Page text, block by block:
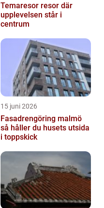
Temaresor resor där
upplevelsen står i
centrum
15 juni 2026
Fasadrengöring malmö
så håller du husets utsida
i toppskick